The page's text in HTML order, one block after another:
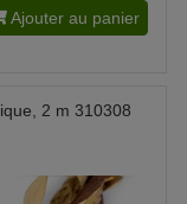
Ajouter au panier
2 m 310308